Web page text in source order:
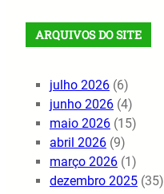
ARQUIVOS DO SITE
julho 2026 (6)
junho 2026 (4)
maio 2026 (15)
abril 2026 (9)
março 2026 (1)
dezembro 2025 (35)